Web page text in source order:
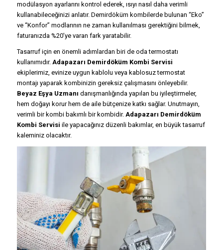
modülasyon ayarlarını kontrol ederek, ısıyı nasıl daha verimli
kullanabileceğinizi anlatır. Demirdöküm kombilerde bulunan “Eko”
ve “Konfor” modlarının ne zaman kullanılması gerektiğini bilmek,
faturanızda %20’ye varan fark yaratabilir.
Tasarruf için en önemli adımlardan biri de oda termostatı
kullanımıdır. Adapazarı Demirdöküm Kombi Servisi
ekiplerimiz, evinize uygun kablolu veya kablosuz termostat
montajı yaparak kombinizin gereksiz çalışmasını önleyebilir.
Beyaz Eşya Uzmanı danışmanlığında yapılan bu iyileştirmeler,
hem doğayı korur hem de aile bütçenize katkı sağlar. Unutmayın,
verimli bir kombi bakımlı bir kombidir. Adapazarı Demirdöküm
Kombi Servisi ile yapacağınız düzenli bakımlar, en büyük tasarruf
kaleminiz olacaktır.